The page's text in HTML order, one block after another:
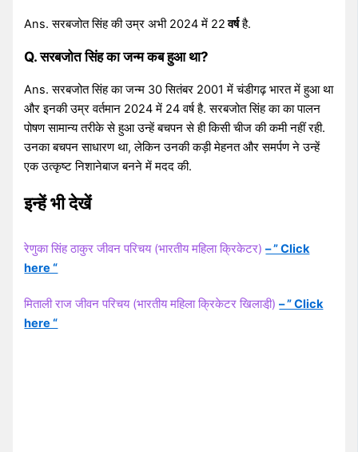
Ans. सरबजोत सिंह की उम्र अभी 2024 में 22वर्षहै.
Q. सरबजोत सिंह का जन्म कब हुआ था?
Ans. सरबजोत सिंह का जन्म 30 सितंबर 2001 में चंडीगढ़ भारत में हुआ था
और इनकी उम्र वर्तमान 2024 में 24 वर्ष है. सरबजोत सिंह का का पालन
पोषण सामान्य तरीके से हुआ उन्हें बचपन से ही किसी चीज की कमी नहीं रही.
उनका बचपन साधारण था, लेकिन उनकी कड़ी मेहनत और समर्पण ने उन्हें
एक उत्कृष्ट निशानेबाज बनने में मदद की.
इन्हें भी देखें
रेणुका सिंह ठाकुर जीवन परिचय (भारतीय महिला क्रिकेटर)– ” Click
here “
मिताली राज जीवन परिचय (भारतीय महिला क्रिकेटर खिलाडी़)– ” Click
here “